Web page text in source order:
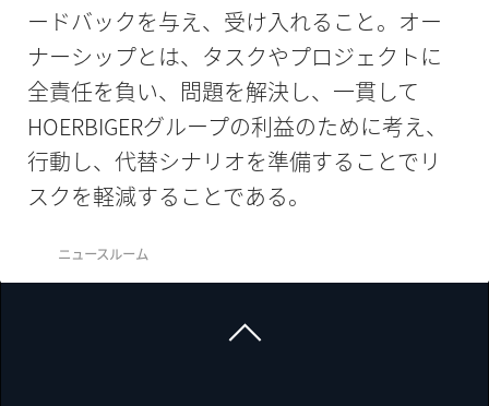
ードバックを与え、受け入れること。オー
ナーシップとは、タスクやプロジェクトに
全責任を負い、問題を解決し、一貫して
HOERBIGERグループの利益のために考え、
行動し、代替シナリオを準備することでリ
スクを軽減することである。
ニュースルーム